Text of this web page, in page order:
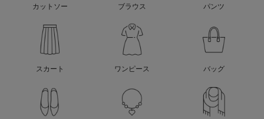
カットソー ブラウス パンツ
スカート ワンピース バッグ